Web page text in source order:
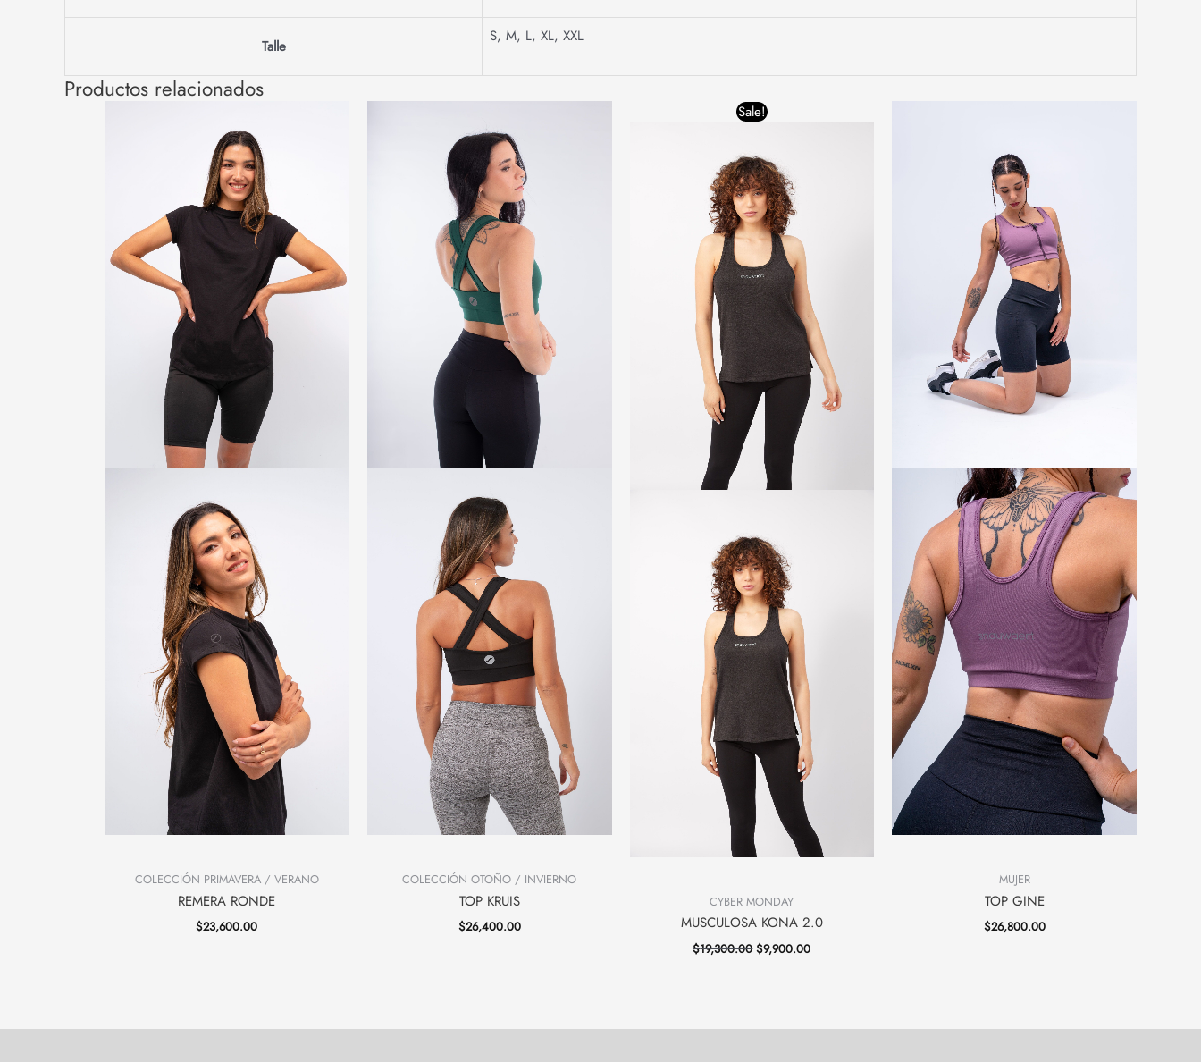
Talle
S, M, L, XL, XXL
Productos relacionados
COLECCIÓN PRIMAVERA / VERANO
REMERA RONDE
$23,600.00
COLECCIÓN OTOÑO / INVIERNO
TOP KRUIS
$26,400.00
Sale!
CYBER MONDAY
MUSCULOSA KONA 2.0
$19,300.00
Original price was: $19,300.00.
$9,900.00
MUJER
TOP GINE
$26,800.00